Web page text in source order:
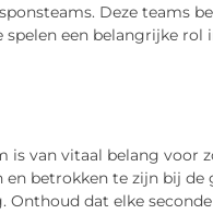
Deze teams
een belangrijke rol
van vitaal belang voor
betrokken te zijn bij de
dat elke